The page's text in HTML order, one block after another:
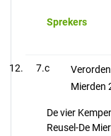
Sprekers
7.c
Mierden
De vier
Reusel-De